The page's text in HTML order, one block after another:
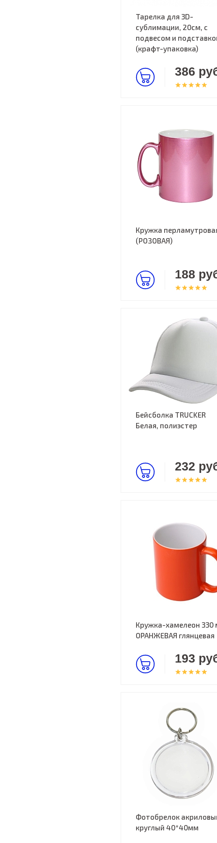
Тарелка для 3D-
сублимации, 20см, с
подвесом и
(крафт-упаковка)
386
Кружка
(РОЗОВАЯ)
188
Бейсболка TRUCKER
Белая, полиэстер
232
Кружка-хамелеон 330
ОРАНЖЕВАЯ глянцевая
193
Фотобрелок
круглый 40*40мм